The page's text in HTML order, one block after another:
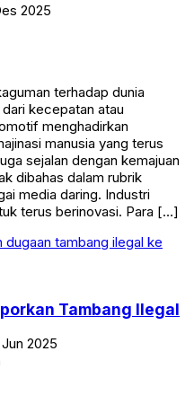
2025
terhadap dunia
kecepatan atau
menghadirkan
manusia yang terus
sejalan dengan kemajuan
dibahas dalam rubrik
media daring. Industri
terus berinovasi. Para […]
Tambang Ilegal
2025